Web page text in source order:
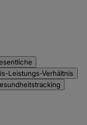
Leistungs-Verhältnis